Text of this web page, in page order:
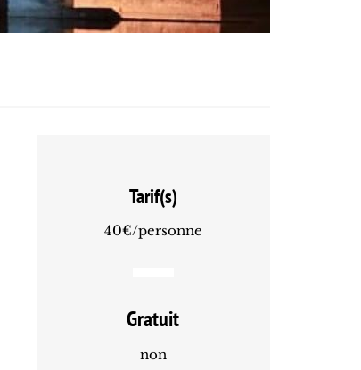
Tarif(s)
40€/personne
Gratuit
non